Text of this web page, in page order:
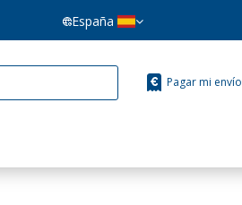
España
Pagar mi envío